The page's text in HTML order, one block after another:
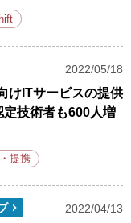
2022/05/18
けITサービスの提供
技術者も600人増
提携
2022/04/13